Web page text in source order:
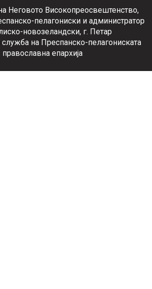
Неговото Високопреосвештенство,
пелагониски и администратор
новозеландски, г. Петар
на Преспанско-пелагониската
православна епархија